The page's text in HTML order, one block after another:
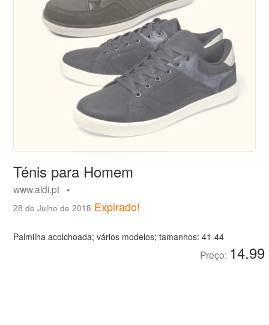
Ténis para Homem
www.aldi.pt •
28 de Julho de 2018 Expirado!
Palmilha acolchoada; vários modelos; tamanhos: 41-44
Preço: 14.99